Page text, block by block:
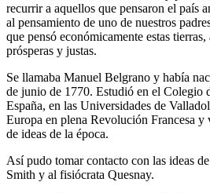
recurrir a aquellos que pensaron el país
al pensamiento de uno de nuestros
que pensó económicamente estas
prósperas y justas.
Se llamaba Manuel Belgrano y había
de junio de 1770. Estudió en el Colegio
España, en las Universidades de
Europa en plena Revolución Francesa
de ideas de la época.
Así pudo tomar contacto con las ideas
Smith y al fisiócrata Quesnay.